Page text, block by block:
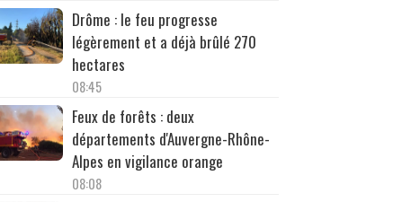
Drôme : le feu progresse
légèrement et a déjà brûlé 270
hectares
08:45
Feux de forêts : deux
départements d'Auvergne-Rhône-
Alpes en vigilance orange
08:08